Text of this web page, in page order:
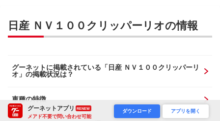
グーネットアプリ RENEW
メアド不要で問い合わせ可能
ダウンロード アプリを開く
日産 ＮＶ１００クリッパーリオの情報
グーネットに掲載されている「日産 ＮＶ１００クリッパーリ
オ」の掲載状況は？
車種の特徴